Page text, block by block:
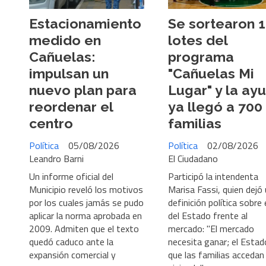
Estacionamiento
medido en
Cañuelas:
impulsan un
nuevo plan para
reordenar el
centro
Leandro Barni
Política 05/08/2026
Un informe oficial del
Municipio reveló los motivos
por los cuales jamás se pudo
aplicar la norma aprobada en
2009. Admiten que el texto
quedó caduco ante la
expansión comercial y
Se sortearon
lotes del
programa
"Cañuelas Mi
Lugar" y la
ya llegó a 700
familias
El Ciudadano
Política 02/08/2026
Participó la intendenta
Marisa Fassi, quien dejó
definición política sobre
del Estado frente al
mercado: "El mercado
necesita ganar; el
que las familias